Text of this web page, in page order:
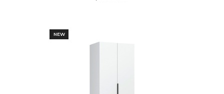
NEW